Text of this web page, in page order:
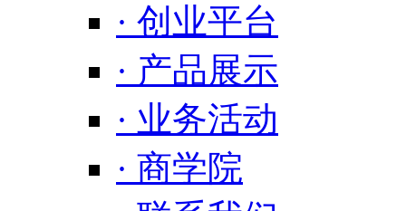
· 创业平台
· 产品展示
· 业务活动
· 商学院